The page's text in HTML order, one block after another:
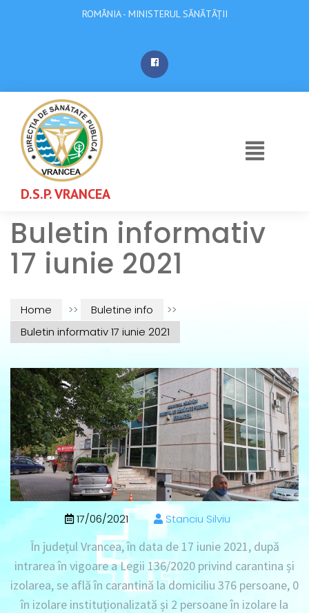
ROMÂNIA - MINISTERUL SĂNĂTĂȚII
D.S.P. VRANCEA
Buletin informativ
17 iunie 2021
Home >> Buletine info
>>
Buletin informativ 17 iunie 2021
17/06/2021 Stanciu Silviu
În județul Vrancea, în data de 17 iunie 2021 , după
intrarea în vigoare a Legii 136/2020 privind carantina și
izolarea, se află în carantină la domiciliu 376 persoane, 0
în izolare instituționalizată și 2 persoane în izolare la